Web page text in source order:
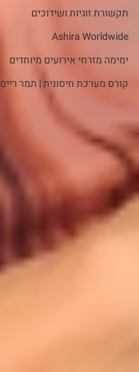
תקשורת זוגיות ושידוכים
Ashira Worldwide
ימימה מזרחי אירועים מיוחדים
קורס מערכת חיסונית | תמר רייס